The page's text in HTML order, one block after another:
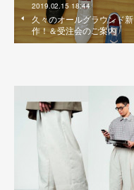
2019.02.15 18:44
久々のオールグラウンド新
作！＆受注会のご案内